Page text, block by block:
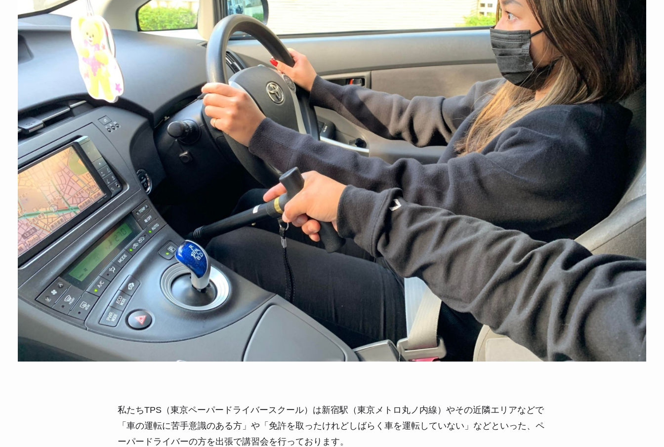
私たちTPS（東京ペーパードライバースクール）は新宿駅（東京メトロ丸ノ内線）やその近隣エリアなどで
「車の運転に苦手意識のある方」や「免許を取ったけれどしばらく車を運転していない」などといった、ペ
ーパードライバーの方を出張で講習会を行っております。